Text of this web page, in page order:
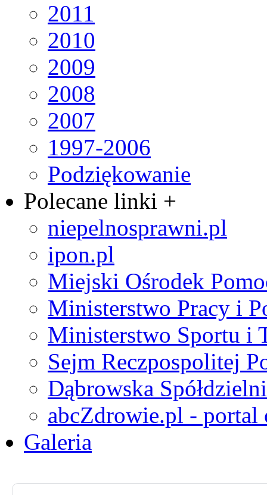
2011
2010
2009
2008
2007
1997-2006
Podziękowanie
Polecane linki +
niepelnosprawni.pl
ipon.pl
Miejski Ośrodek
Ministerstwo Pracy i
Ministerstwo Sportu i
Sejm Reczpospolitej
Dąbrowska
abcZdrowie.pl - portal
Galeria